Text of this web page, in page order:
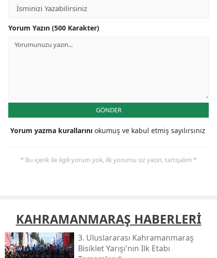
Yorum Yazın (500 Karakter)
GÖNDER
Yorum yazma kurallarını okumuş ve kabul etmiş sayılırsınız
* Bu içerik ile ilgili yorum yok, ilk yorumu siz yazın, tartışalım *
KAHRAMANMARAŞ HABERLERİ
3. Uluslararası Kahramanmaraş
Bisiklet Yarışı'nın Ilk Etabı